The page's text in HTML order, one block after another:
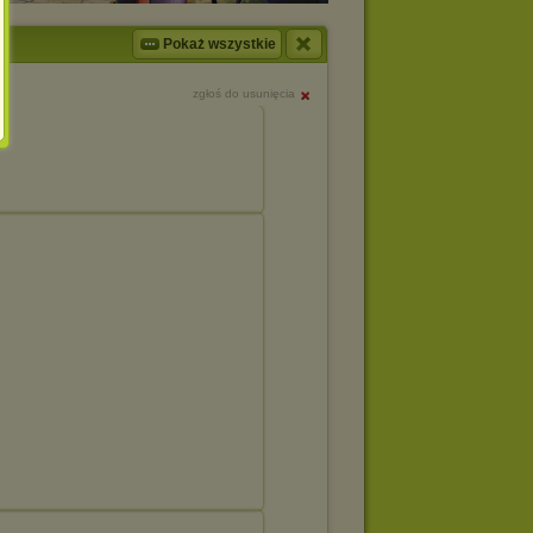
Pokaż wszystkie
zgłoś do usunięcia